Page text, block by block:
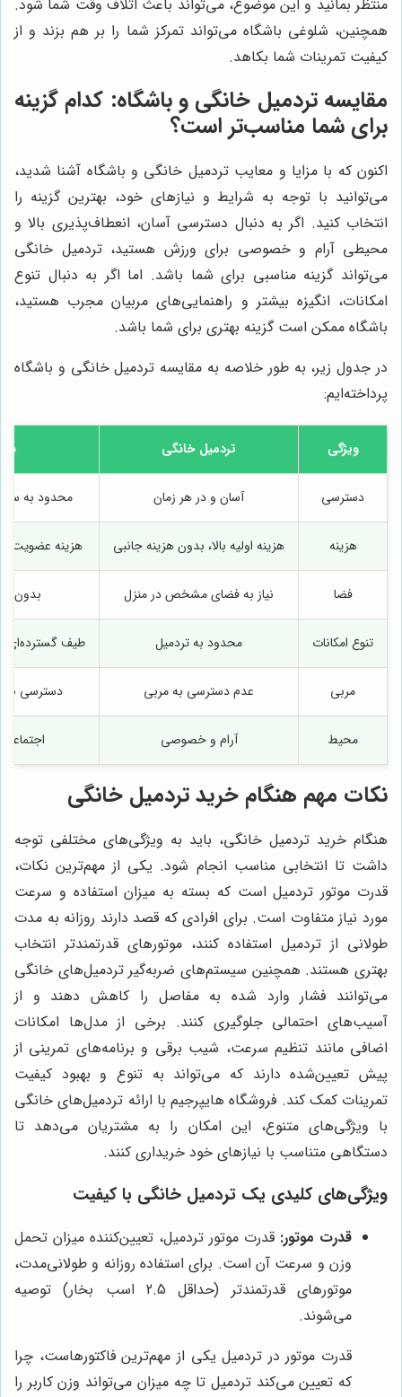
منتظر بمانید و این موضوع، می‌تواند باعث اتلاف وقت شما شود.
همچنین، شلوغی باشگاه می‌تواند تمرکز شما را بر هم بزند و از
کیفیت تمرینات شما بکاهد.
مقایسه تردمیل خانگی و باشگاه: کدام گزینه
برای شما مناسب‌تر است؟
اکنون که با مزایا و معایب تردمیل خانگی و باشگاه آشنا شدید،
می‌توانید با توجه به شرایط و نیازهای خود، بهترین گزینه را
انتخاب کنید. اگر به دنبال دسترسی آسان، انعطاف‌پذیری بالا و
محیطی آرام و خصوصی برای ورزش هستید، تردمیل خانگی
می‌تواند گزینه مناسبی برای شما باشد. اما اگر به دنبال تنوع
امکانات، انگیزه بیشتر و راهنمایی‌های مربیان مجرب هستید،
باشگاه ممکن است گزینه بهتری برای شما باشد.
در جدول زیر، به طور خلاصه به مقایسه تردمیل خانگی و باشگاه
پرداخته‌ایم:
ویژگی تردمیل خانگی
دسترسی آسان و در هر زمان محدود به
هزینه هزینه اولیه بالا، بدون هزینه جانبی هزینه عضویت و
فضا نیاز به فضای مشخص در منزل بدون
تنوع امکانات محدود به تردمیل طیف گسترده‌ای
مربی عدم دسترسی به مربی دسترسی به
محیط آرام و خصوصی اجتماعی
نکات مهم هنگام خرید تردمیل خانگی
هنگام خرید تردمیل خانگی، باید به ویژگی‌های مختلفی توجه
داشت تا انتخابی مناسب انجام شود. یکی از مهم‌ترین نکات،
قدرت موتور تردمیل است که بسته به میزان استفاده و سرعت
مورد نیاز متفاوت است. برای افرادی که قصد دارند روزانه به مدت
طولانی از تردمیل استفاده کنند، موتورهای قدرتمندتر انتخاب
بهتری هستند. همچنین سیستم‌های ضربه‌گیر تردمیل‌های خانگی
می‌توانند فشار وارد شده به مفاصل را کاهش دهند و از
آسیب‌های احتمالی جلوگیری کنند. برخی از مدل‌ها امکانات
اضافی مانند تنظیم سرعت، شیب برقی و برنامه‌های تمرینی از
پیش تعیین‌شده دارند که می‌تواند به تنوع و بهبود کیفیت
تمرینات کمک کند. فروشگاه هایپرجیم با ارائه تردمیل‌های خانگی
با ویژگی‌های متنوع، این امکان را به مشتریان می‌دهد تا
دستگاهی متناسب با نیازهای خود خریداری کنند.
ویژگی‌های کلیدی یک تردمیل خانگی با کیفیت
قدرت موتور: قدرت موتور تردمیل، تعیین‌کننده میزان تحمل
وزن و سرعت آن است. برای استفاده روزانه و طولانی‌مدت،
موتورهای قدرتمندتر (حداقل 2.5 اسب بخار) توصیه
می‌شوند.
قدرت موتور در تردمیل یکی از مهم‌ترین فاکتورهاست، چرا
که تعیین می‌کند تردمیل تا چه میزان می‌تواند وزن کاربر را